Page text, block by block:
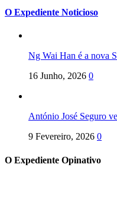
O Expediente Noticioso
Ng Wai Han é a nova
16 Junho, 2026 0
António José Seguro
9 Fevereiro, 2026 0
O Expediente Opinativo